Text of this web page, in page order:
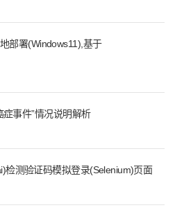
部署(Windows11),基于
事件”情况说明解析
检测验证码模拟登录(Selenium)页面